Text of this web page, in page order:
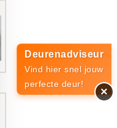
Deurenadviseur
Vind hier snel jouw
perfecte deur!
×